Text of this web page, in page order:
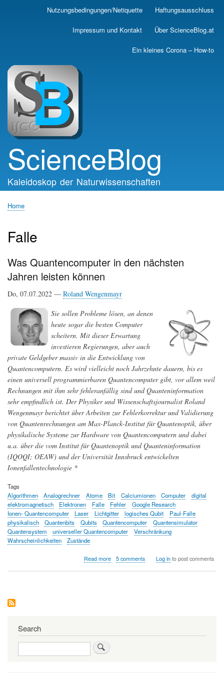
Skip
main
Nutzungsbedingungen/Netiquette Haftungsausschluss
Impressum und Kontakt Über ScienceBlog.at
Ein kleines Corona – How-to
ScienceBlog
Kaleidoskop der Naturwissenschaften
Home
Falle
Was Quantencomputer in den nächsten
Jahren leisten können
Do, 07.07.2022 — Roland Wengenmayr
Sie sollen Probleme lösen, an denen
heute sogar die besten Computer
scheitern. Mit dieser Erwartung
investieren Regierungen, aber auch
private Geldgeber massiv in die Entwicklung von
Quantencomputern. Es wird vielleicht noch Jahrzehnte dauern, bis es
einen universell programmierbaren Quantencomputer gibt, vor allem weil
Rechnungen mit ihm sehr fehleranfällig sind und Quanteninformation
sehr empfindlich ist. Der Physiker und Wissenschaftsjournalist Roland
Wengenmayr berichtet über Arbeiten zur Fehlerkorrektur und Validierung
von Quantenrechnungen am Max-Planck-Institut für Quantenoptik, über
physikalische Systeme zur Hardware von Quantencomputern und dabei
u.a. über die vom Institut für Quantenoptik und Quanteninformation
(IQOQI; OEAW) und der Universität Innsbruck entwickelten
Ionenfallentechnologie *
Tags
Algorithmen
Analogrechner Atome Bit Calciumionen Computer
digital
elektromagnetisch
Elektronen Falle Fehler
Google Research
Ionen- Quantencomputer
Laser Lichtgitter logisches Qubit
Paul-Falle
physikalisch
Quantenbits Qubits Quantencomputer
Quantensimulator
Quantensystem
universeller Quantencomputer
Verschränkung
Wahrscheinlichkeiten
Zustände
Read moreabout
5 comments Log into post comments
Search
Search